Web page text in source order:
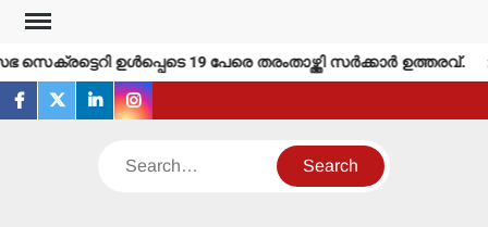
Skip
content
ഉള്‍പ്പെടെ 19 പേരെ തരംതാഴ്ത്തി സര്‍ക്കാര്‍ ഉത്തരവ്.
facebook
twitterlinkedininstagram
Search